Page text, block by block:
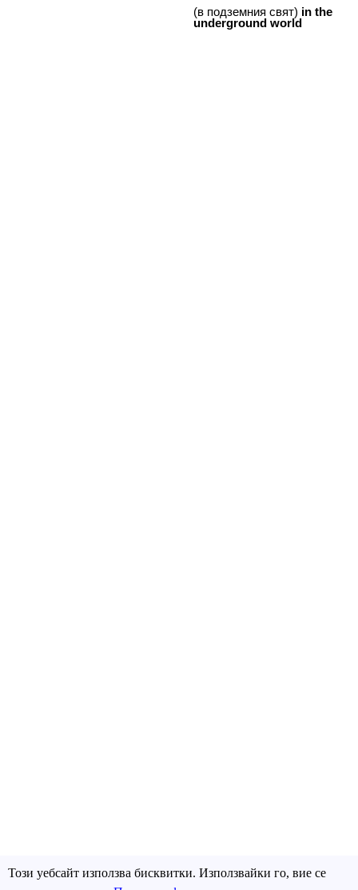
Този уебсайт използва бисквитки. Използвайки го, вие се
(в подземния свят) in the
underground world